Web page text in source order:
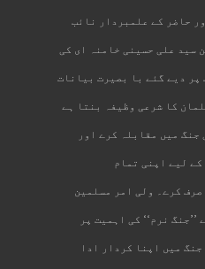
حاضر کے علمبردار نائب
سید علی حسینی خامنہ ای کی
پر دیے گئے با بصیرت بیانات
کا شرعی وظیفہ بنتا ہے
جنگ میں مقابلہ کرے اور
کے لیے اپنی تمام
صرف کرے۔ ولی امر مسلمین
نرم‘‘ کی اہمیت پر
میں اپنا کردار ادا